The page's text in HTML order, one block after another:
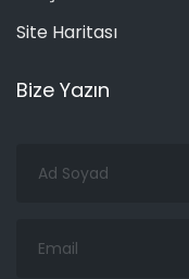
Site Haritası
Bize Yazın
Soyad